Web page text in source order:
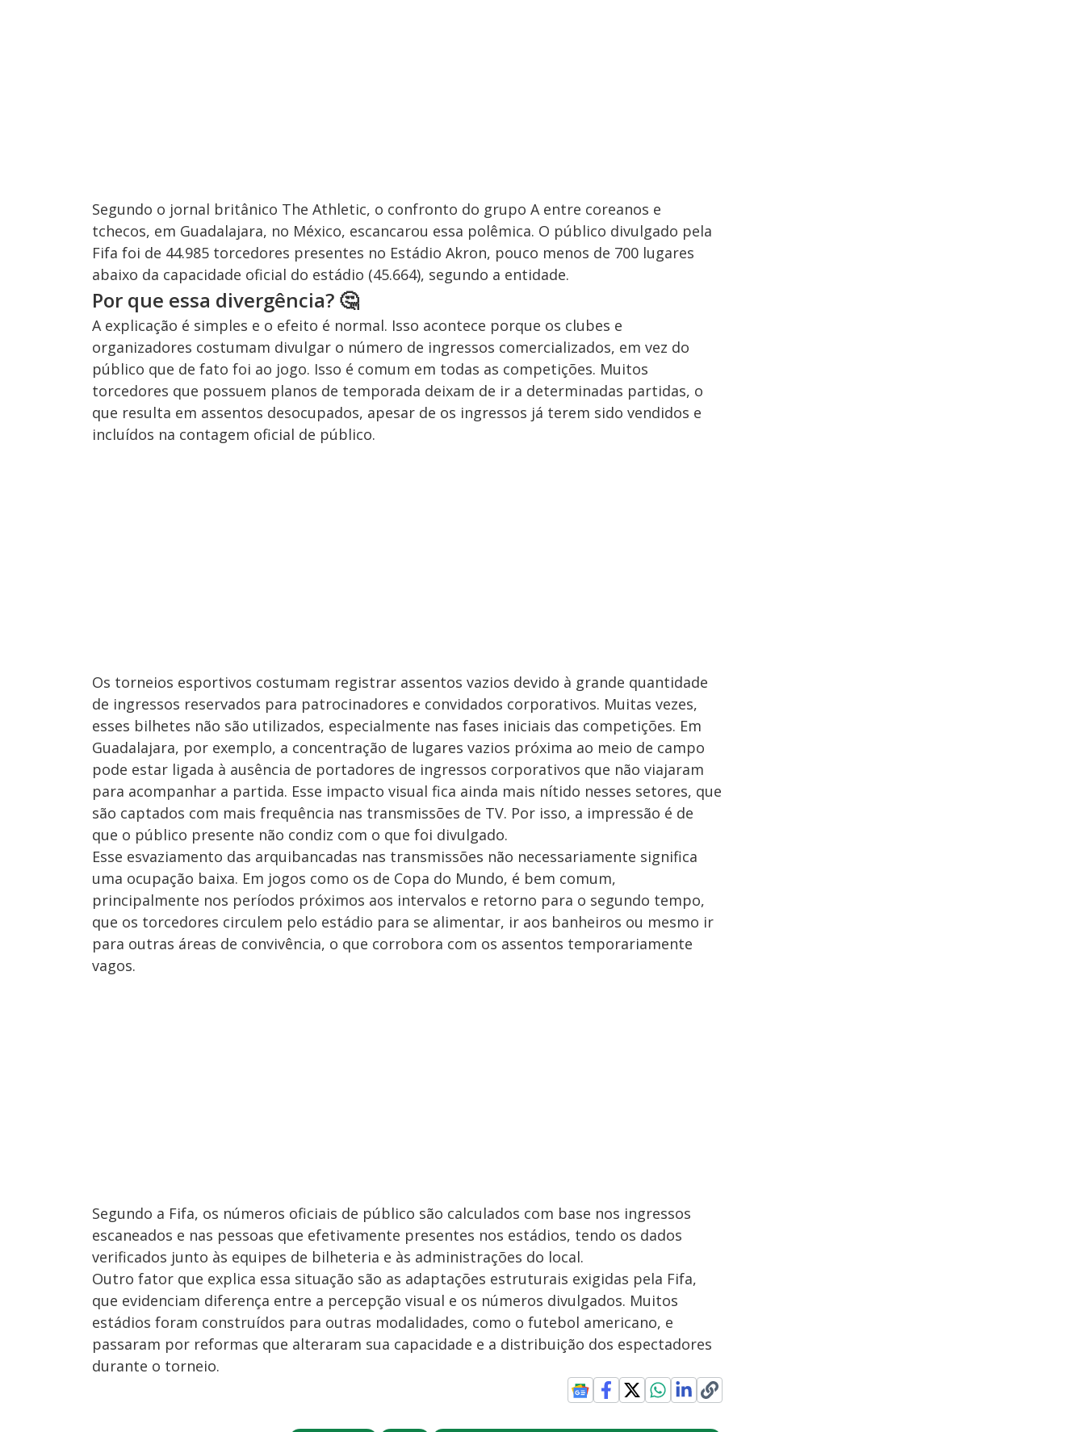
Segundo o jornal britânico The Athletic, o confronto do grupo A entre coreanos e
tchecos, em Guadalajara, no México, escancarou essa polêmica. O público divulgado pela
Fifa foi de 44.985 torcedores presentes no Estádio Akron, pouco menos de 700 lugares
abaixo da capacidade oficial do estádio (45.664), segundo a entidade.
Por que essa divergência? 🤔
A explicação é simples e o efeito é normal. Isso acontece porque os clubes e
organizadores costumam divulgar o número de ingressos comercializados, em vez do
público que de fato foi ao jogo. Isso é comum em todas as competições. Muitos
torcedores que possuem planos de temporada deixam de ir a determinadas partidas, o
que resulta em assentos desocupados, apesar de os ingressos já terem sido vendidos e
incluídos na contagem oficial de público.
Os torneios esportivos costumam registrar assentos vazios devido à grande quantidade
de ingressos reservados para patrocinadores e convidados corporativos. Muitas vezes,
esses bilhetes não são utilizados, especialmente nas fases iniciais das competições. Em
Guadalajara, por exemplo, a concentração de lugares vazios próxima ao meio de campo
pode estar ligada à ausência de portadores de ingressos corporativos que não viajaram
para acompanhar a partida. Esse impacto visual fica ainda mais nítido nesses setores, que
são captados com mais frequência nas transmissões de TV. Por isso, a impressão é de
que o público presente não condiz com o que foi divulgado.
Esse esvaziamento das arquibancadas nas transmissões não necessariamente significa
uma ocupação baixa. Em jogos como os de Copa do Mundo, é bem comum,
principalmente nos períodos próximos aos intervalos e retorno para o segundo tempo,
que os torcedores circulem pelo estádio para se alimentar, ir aos banheiros ou mesmo ir
para outras áreas de convivência, o que corrobora com os assentos temporariamente
vagos.
Segundo a Fifa, os números oficiais de público são calculados com base nos ingressos
escaneados e nas pessoas que efetivamente presentes nos estádios, tendo os dados
verificados junto às equipes de bilheteria e às administrações do local.
Outro fator que explica essa situação são as adaptações estruturais exigidas pela Fifa,
que evidenciam diferença entre a percepção visual e os números divulgados. Muitos
estádios foram construídos para outras modalidades, como o futebol americano, e
passaram por reformas que alteraram sua capacidade e a distribuição dos espectadores
durante o torneio.